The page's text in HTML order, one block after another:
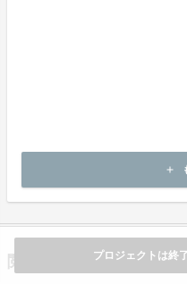
プロジェクトは終
商品到着後14日以内に起案者
起案者から対応方法をお客様宛
add
閲覧履歴